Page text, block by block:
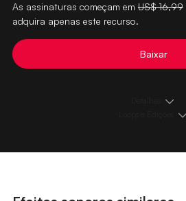
As assinaturas começam em US$ 16,99
adquira apenas este recurso.
Baixar